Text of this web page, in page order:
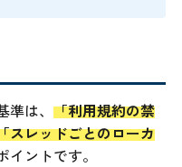
は、 「利用規約の禁
スレッドごとのローカ
イントです。